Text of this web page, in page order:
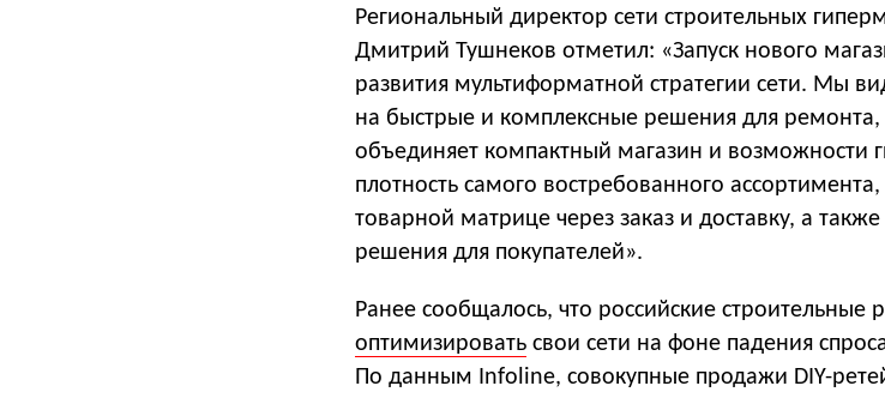
Региональный директор сети строительных
Дмитрий Тушнеков отметил: «Запуск нового
развития мультиформатной стратегии сети. Мы
на быстрые и комплексные решения для
объединяет компактный магазин и возможности
плотность самого востребованного
товарной матрице через заказ и доставку, а
решения для покупателей».
Ранее сообщалось, что российские строительные
оптимизировать свои сети на фоне падения
По данным Infoline, совокупные продажи DIY-